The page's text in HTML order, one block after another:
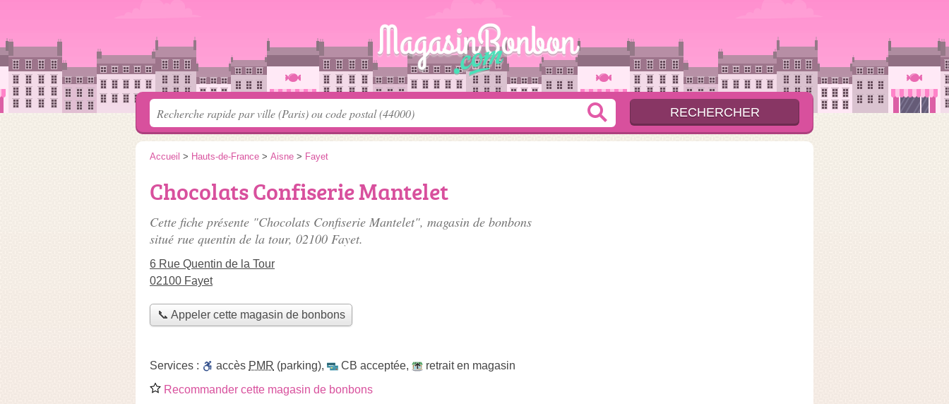
Accueil > Hauts-de-France > Aisne > Fayet
Chocolats Confiserie Mantelet
Cette fiche présente "Chocolats Confiserie Mantelet", magasin de bonbons
situé rue quentin de la tour, 02100 Fayet.
6 Rue Quentin de la Tour
02100 Fayet
📞 Appeler cette magasin de bonbons
Services : accès PMR (parking), CB acceptée,
retrait en magasin
Recommander cette magasin de bonbons